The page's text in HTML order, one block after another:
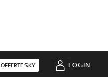
OFFERTE SKY LOGIN